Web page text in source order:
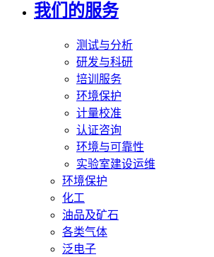
我们的服务
测试与分析
研发与科研
培训服务
环境保护
计量校准
认证咨询
环境与可靠性
实验室建设运维
环境保护
化工
油品及矿石
各类气体
泛电子